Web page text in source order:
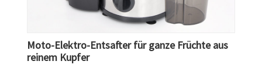
Moto-Elektro-Entsafter für ganze Früchte aus
reinem Kupfer